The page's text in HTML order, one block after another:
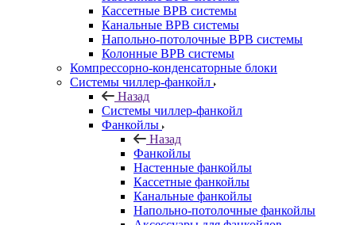
Кассетные ВРВ системы
Канальные ВРВ системы
Напольно-потолочные ВРВ системы
Колонные ВРВ системы
Компрессорно-конденсаторные блоки
Системы чиллер-фанкойл
Назад
Системы чиллер-фанкойл
Фанкойлы
Назад
Фанкойлы
Настенные фанкойлы
Кассетные фанкойлы
Канальные фанкойлы
Напольно-потолочные фанкойлы